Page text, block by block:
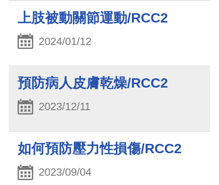
上肢被動關節運動/RCC2
2024/01/12
預防病人皮膚乾燥/RCC2
2023/12/11
如何預防壓力性損傷/RCC2
2023/09/04